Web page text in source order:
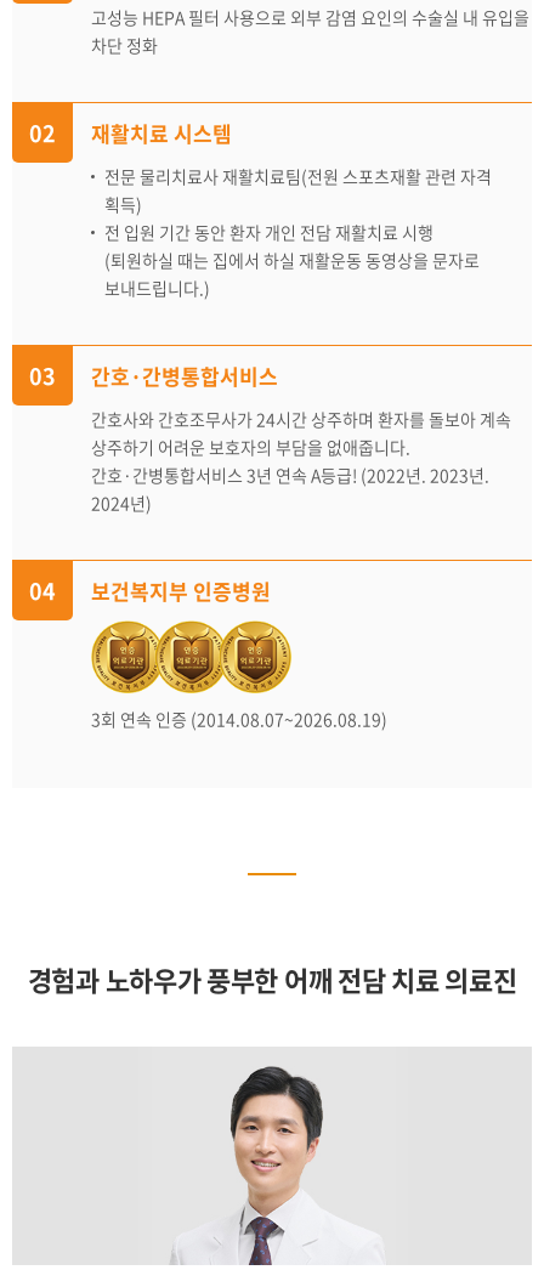
고성능 HEPA 필터 사용으로 외부 감염 요인의 수술실 내 유입을
차단 정화
02 재활치료 시스템
전문 물리치료사 재활치료팀(전원 스포츠재활 관련 자격
획득)
전 입원 기간 동안 환자 개인 전담 재활치료 시행
(퇴원하실 때는 집에서 하실 재활운동 동영상을 문자로
보내드립니다.)
03 간호·간병통합서비스
간호사와 간호조무사가 24시간 상주하며 환자를 돌보아 계속
상주하기 어려운 보호자의 부담을 없애줍니다.
간호·간병통합서비스 3년 연속 A등급! (2022년. 2023년.
2024년)
04 보건복지부 인증병원
3회 연속 인증 (2014.08.07~2026.08.19)
경험과 노하우가 풍부한 어깨 전담 치료 의료진